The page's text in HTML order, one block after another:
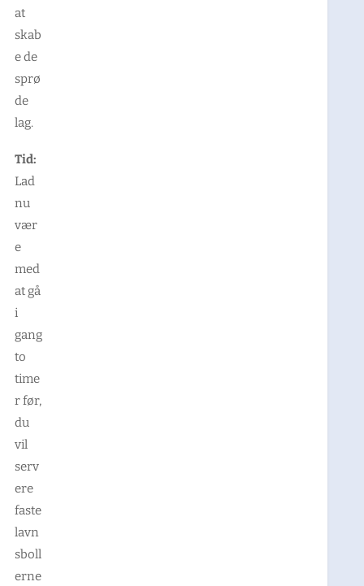
at
skab
e de
sprø
de
lag.
Tid:
Lad
nu
vær
e
med
at gå
i
gang
to
time
r før,
du
vil
serv
ere
faste
lavn
sboll
erne